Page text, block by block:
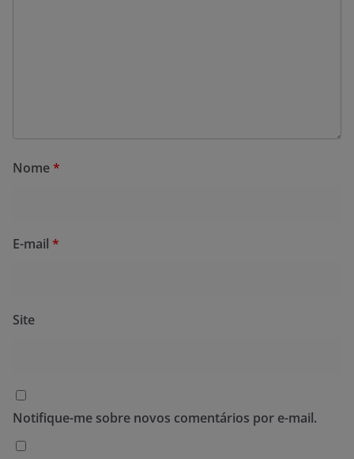
Nome*
E-mail *
Site
Notifique-me sobre novos comentários por e-mail.